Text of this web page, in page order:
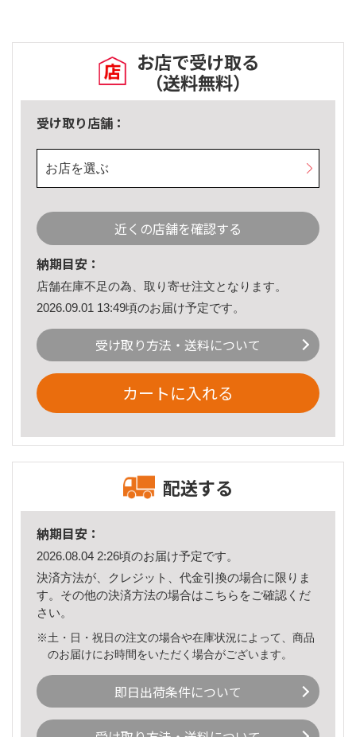
お店で受け取る
（送料無料）
受け取り店舗：
お店を選ぶ
近くの店舗を確認する
納期目安：
店舗在庫不足の為、取り寄せ注文となります。
2026.09.01 13:49頃のお届け予定です。
受け取り方法・送料について
カートに入れる
配送する
納期目安：
2026.08.04 2:26頃のお届け予定です。
決済方法が、クレジット、代金引換の場合に限りま
す。その他の決済方法の場合はこちら をご確認くだ
さい。
※土・日・祝日の注文の場合や在庫状況によって、商品
のお届けにお時間をいただく場合がございます。
即日出荷条件について